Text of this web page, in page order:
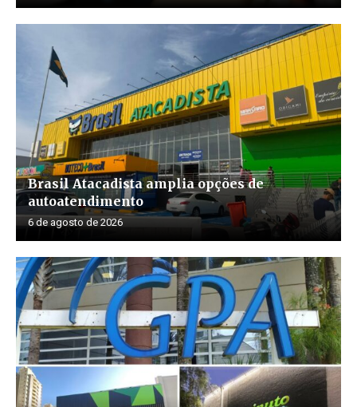
Brasil Atacadista amplia opções de
autoatendimento
6 de agosto de 2026